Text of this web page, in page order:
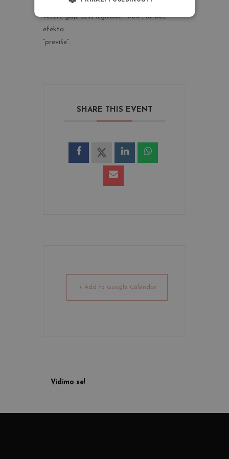
Savršen je za dnevne evente, fotkanja, pa i
večere gdje želiš izgledati “wow”, ali bez
efekta
“previše”.
SHARE THIS EVENT
+ Add to Google Calendar
Vidimo se!